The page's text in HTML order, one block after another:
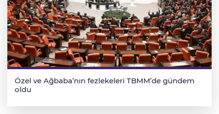
Özel ve Ağbaba’nın fezlekeleri TBMM’de gündem
oldu